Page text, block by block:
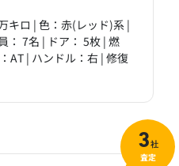
キロ | 色：赤(レッド)系 |
： 7名 | ドア： 5枚 | 燃
AT | ハンドル：右 | 修復
3社
査定